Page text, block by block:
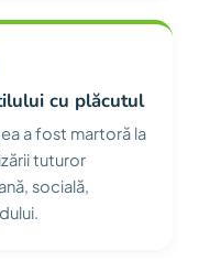
cu plăcutul
a fost martoră la
tuturor
socială,